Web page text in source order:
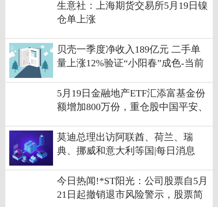
生意社：上海期货交易所5月19日镍
仓单上涨
贝壳一季度净收入189亿元 二手单
量上涨12%验证“小阳春”成色-当前
5月19日金融地产ETF汇添富基金份
额增加800万份，重仓股中国平安、
莫迪总理出访阿联酋、荷兰、瑞
典、挪威和意大利等国|每日消息
今日热闻!*ST阳光：公司股票自5月
21日起撤销退市风险警示，股票简